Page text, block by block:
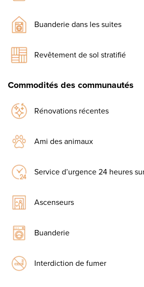
Buanderie dans les suites
Revêtement de sol stratifié
Commodités des communautés
Rénovations récentes
Ami des animaux
Service d’urgence 24 heures
Ascenseurs
Buanderie
Interdiction de fumer